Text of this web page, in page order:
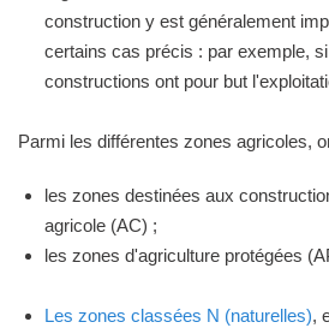
construction y est généralement
certains cas précis : par exemple,
constructions ont pour but
Parmi les différentes zones agricoles,
les zones destinées aux
agricole (AC) ;
les zones d'agriculture protégées
Les zones classées N (naturelles),